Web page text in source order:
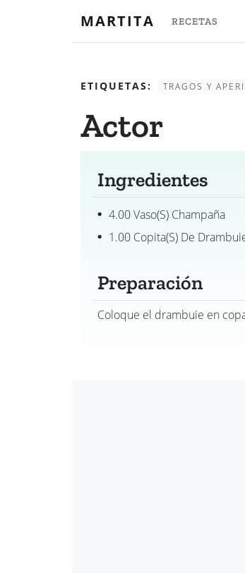
MARTITA RECETAS
ETIQUETAS: TRAGOS Y
Actor
Ingredientes
4.00 Vaso(s) Champaña
1.00 Copita(s) De
Preparación
Coloque el drambuie en